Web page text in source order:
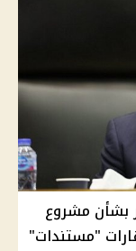
بشأن مشروع
"مستندات"